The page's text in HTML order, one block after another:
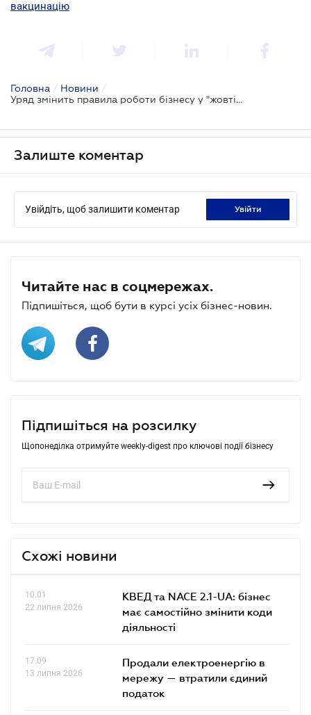
вакцинацію
Головна / Новини /
Уряд змінить правила роботи бізнесу у "жовтій" зоні карантину
Залиште коментар
Увійдіть, щоб залишити коментар увійти
Читайте нас в соцмережах.
Підпишіться, щоб бути в курсі усіх бізнес-новин.
Підпишіться на розсилку
Щопонеділка отримуйте weekly-digest про ключові події бізнесу
Схожі новини
10.01
22 липня 2026
КВЕД та NACE 2.1-UA: бізнес
має самостійно змінити коди
діяльності
17.09
13 липня 2026
Продали електроенергію в
мережу — втратили єдиний
податок